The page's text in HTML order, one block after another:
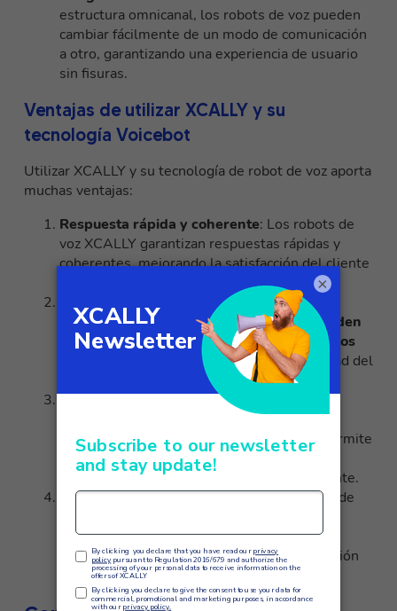
estructura omnicanal, los robots de voz pueden
cambiar fácilmente de un modo de comunicación
a otro, garantizando una experiencia de usuario
sin fisuras.
Ventajas de utilizar XCALLY y su
tecnología Voicebot
Utilizar XCALLY y su tecnología de robot de voz aporta
muchas ventajas:
Respuesta rápida y coherente: Los robots de
voz XCALLY garantizan respuestas rápidas y
coherentes, mejorando la satisfacción del cliente
y reduciendo los tiempos de espera.
Automatización inteligente
: Gracias a la
inteligencia artificial, los robots de voz pueden
aprender y adaptarse a las peticiones de los
, mejorando continuamente la calidad del
Análisis de datos: XCALLY proporciona
herramientas de análisis para controlar el
rendimiento de los robots de vozlo que permite
a las empresas identificar áreas de mejora y
optimizar las estrategias de atención al cliente.
Flexibilidad y Escalabilidad: La tecnología de
necesidades específicas de cada empresa,
permitiendouna fácil escalabilidad
en función
del volumen de interacciones.
×